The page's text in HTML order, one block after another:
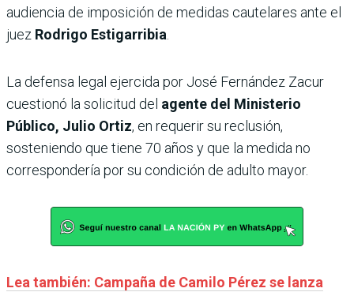
audiencia de imposición de medidas cautelares ante el
juez Rodrigo Estigarribia
La defensa legal ejercida por José Fernández Zacur
cuestionó la solicitud del agente del Ministerio
Público, Julio Ortiz, en requerir su reclusión,
sosteniendo que tiene 70 años y que la medida no
correspondería por su condición de adulto mayor.
Lea también: Campaña de Camilo Pérez se lanza